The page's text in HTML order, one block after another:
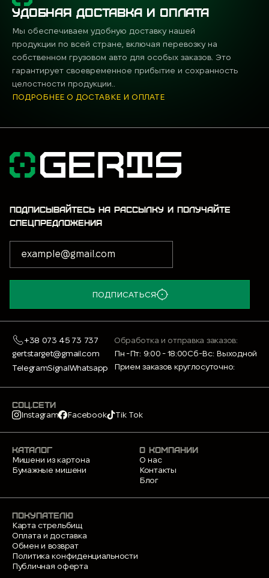
УДОБНАЯ ДОСТАВКА И ОПЛАТА
Мы обеспечиваем удобную доставку нашей
продукции по всей стране, включая перевозку на
собственном грузовом авто для особых заказов. Это
гарантирует своевременное прибытие и сохранность
целостности продукции..
ПОДРОБНЕЕ О ДОСТАВКЕ И ОПЛАТЕ
+38 073 45 73 737
gertstarget@gmail.com
TelegramSignalWhatsapp
Обработка и отправка заказов:
Пн -Пт: 9:00 - 18:00Сб-Вс: Выходной
Прием заказов круглосуточно:
СОЦ.СЕТИ
Instagram
Facebook Tik Tok
КАТАЛОГ
Мишени из картона
Бумажные мишени
О КОМПАНИИ
О нас
Контакты
Блог
ПОКУПАТЕЛЮ
Карта стрельбищ
Оплата и доставка
Обмен и возврат
Политика конфиденциальности
Публичная оферта
ПОДПИСЫВАЙТЕСЬ НА РАССЫЛКУ И ПОЛУЧАЙТЕ
СПЕЦПРЕДЛОЖЕНИЯ
ПОДПИСАТЬСЯ